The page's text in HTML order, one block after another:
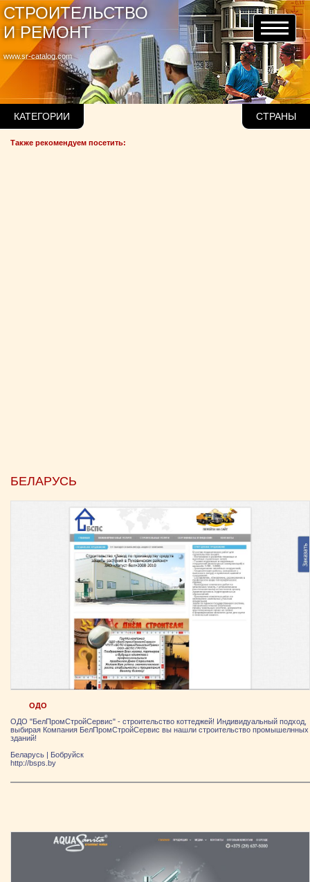
www.sr-catalog.com
СТРОИТЕЛЬСТВО
И РЕМОНТ
КАТЕГОРИИ СТРАНЫ
Также рекомендуем посетить:
БЕЛАРУСЬ
ОДО
ОДО "БелПромСтройСервис" - строительство коттеджей! Индивидуальный подход,
выбирая Компания БелПромСтройСервис вы нашли строительство промышелнных
зданий!
Беларусь | Бобруйск
http://bsps.by